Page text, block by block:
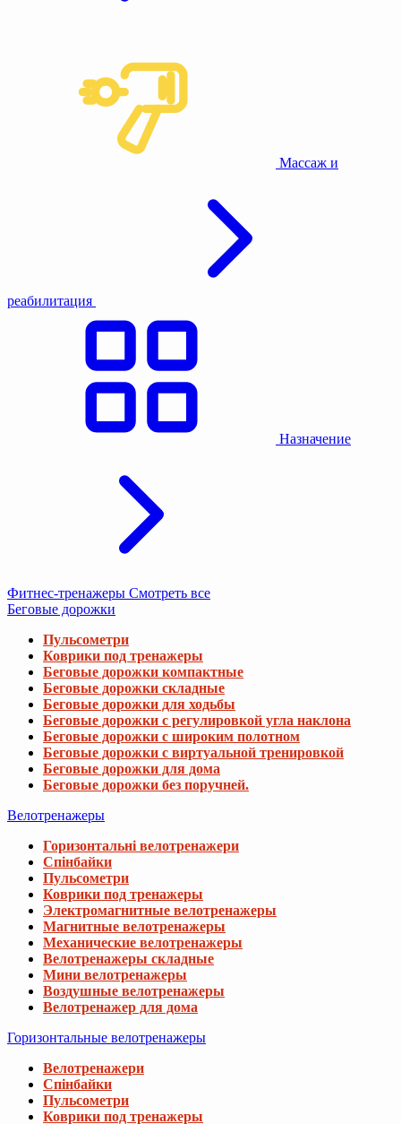
Массаж и
реабилитация
Назначение
Фитнес-тренажеры Смотреть все
Беговые дорожки
Пульсометри
Коврики под тренажеры
Беговые дорожки компактные
Беговые дорожки складные
Беговые дорожки для ходьбы
Беговые дорожки с регулировкой угла наклона
Беговые дорожки с широким полотном
Беговые дорожки с виртуальной тренировкой
Беговые дорожки для дома
Беговые дорожки без поручней.
Велотренажеры
Горизонтальні велотренажери
Спінбайки
Пульсометри
Коврики под тренажеры
Электромагнитные велотренажеры
Магнитные велотренажеры
Механические велотренажеры
Велотренажеры складные
Мини велотренажеры
Воздушные велотренажеры
Велотренажер для дома
Горизонтальные велотренажеры
Велотренажери
Спінбайки
Пульсометри
Коврики под тренажеры